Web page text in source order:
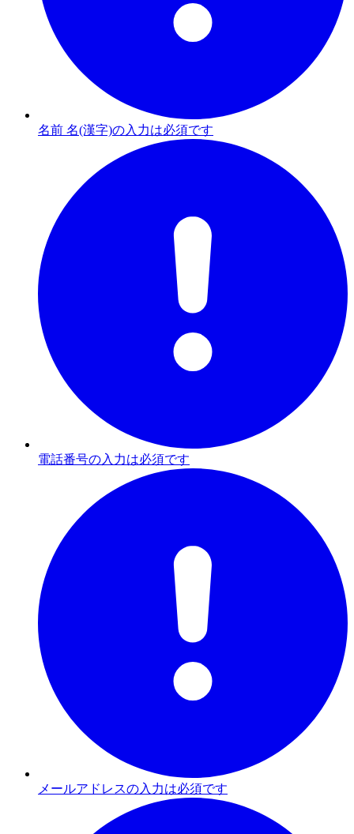
名前 名(漢字)の入力は必須です
電話番号の入力は必須です
メールアドレスの入力は必須です